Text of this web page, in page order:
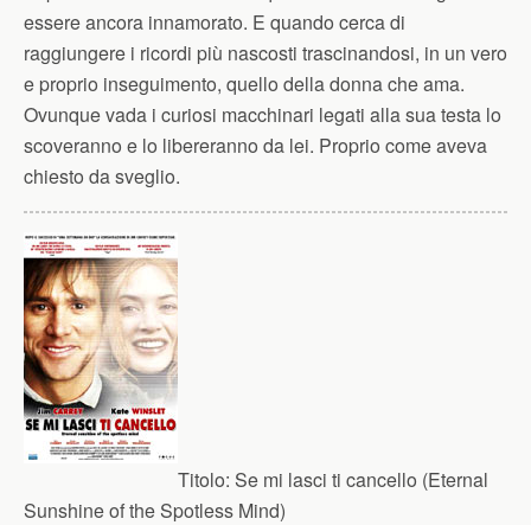
essere ancora innamorato. E quando cerca di
raggiungere i ricordi più nascosti trascinandosi, in un vero
e proprio inseguimento, quello della donna che ama.
Ovunque vada i curiosi macchinari legati alla sua testa lo
scoveranno e lo libereranno da lei. Proprio come aveva
chiesto da sveglio.
Titolo: Se mi lasci ti cancello (Eternal
Sunshine of the Spotless Mind)